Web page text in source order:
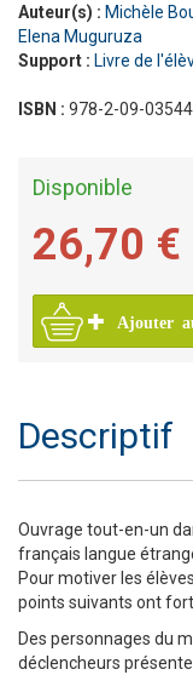
Auteur(s) : Michèle
Elena Muguruza
Support : Livre de
ISBN : 978-2-09-
Disponible
26,70 €
Ajouter
Descriptif
Ouvrage tout-en-un
français langue
Pour motiver les
points suivants ont
Des personnages du
déclencheurs